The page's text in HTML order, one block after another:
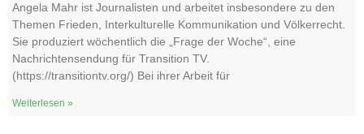
Angela Mahr ist Journalisten und arbeitet insbesondere zu den
Themen Frieden, Interkulturelle Kommunikation und Völkerrecht.
Sie produziert wöchentlich die „Frage der Woche“, eine
Nachrichtensendung für Transition TV.
(https://transitiontv.org/) Bei ihrer Arbeit für
Weiterlesen »